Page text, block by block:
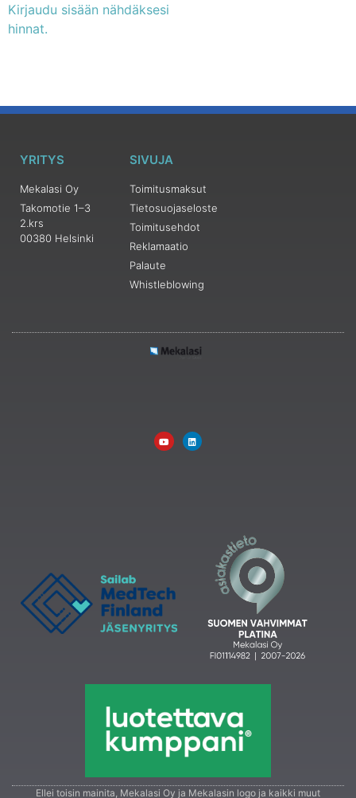
Kirjaudu sisään nähdäksesi
hinnat.
YRITYS
Mekalasi Oy
Takomotie 1–3
2.krs
00380 Helsinki
SIVUJA
Toimitusmaksut
Tietosuojaseloste
Toimitusehdot
Reklamaatio
Palaute
Whistleblowing
Ellei toisin mainita, Mekalasi Oy ja Mekalasin logo ja kaikki muut